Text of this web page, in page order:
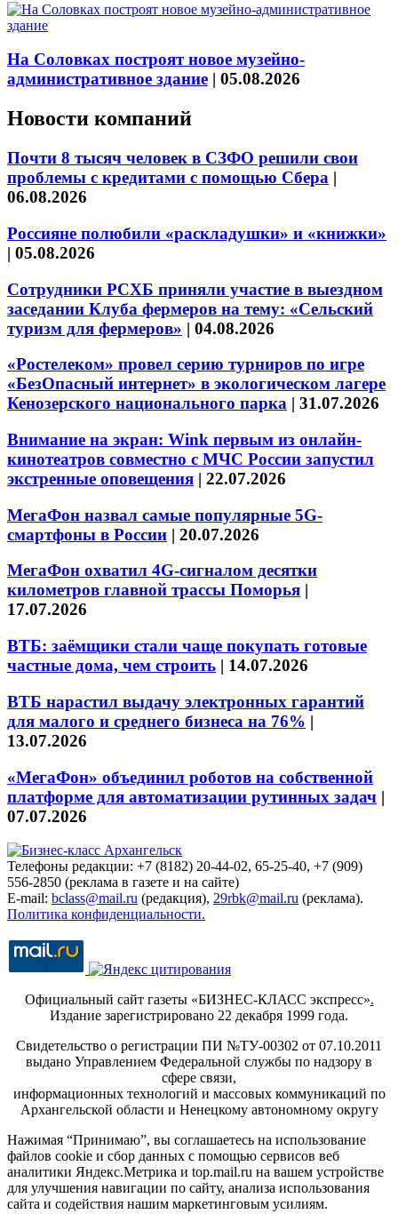
На Соловках построят новое музейно-
административное здание | 05.08.2026
Новости компаний
Почти 8 тысяч человек в СЗФО решили свои
проблемы с кредитами с помощью Сбера |
06.08.2026
Россияне полюбили «раскладушки» и «книжки»
| 05.08.2026
Сотрудники РСХБ приняли участие в выездном
заседании Клуба фермеров на тему: «Сельский
туризм для фермеров» | 04.08.2026
«Ростелеком» провел серию турниров по игре
«БезОпасный интернет» в экологическом лагере
Кенозерского национального парка | 31.07.2026
Внимание на экран: Wink первым из онлайн-
кинотеатров совместно с МЧС России запустил
экстренные оповещения | 22.07.2026
МегаФон назвал самые популярные 5G-
смартфоны в России | 20.07.2026
МегаФон охватил 4G-сигналом десятки
километров главной трассы Поморья |
17.07.2026
ВТБ: заёмщики стали чаще покупать готовые
частные дома, чем строить | 14.07.2026
ВТБ нарастил выдачу электронных гарантий
для малого и среднего бизнеса на 76% |
13.07.2026
«МегаФон» объединил роботов на собственной
платформе для автоматизации рутинных задач |
07.07.2026
Телефоны редакции: +7 (8182) 20-44-02, 65-25-40, +7 (909)
556-2850 (реклама в газете и на сайте)
E-mail: bclass@mail.ru (редакция), 29rbk@mail.ru (реклама).
Политика конфиденциальности.
Официальный сайт газеты «БИЗНЕС-КЛАСС экспресс».
Издание зарегистрировано 22 декабря 1999 года.
Свидетельство о регистрации ПИ №ТУ-00302 от 07.10.2011
выдано Управлением Федеральной службы по надзору в
сфере связи,
информационных технологий и массовых коммуникаций по
Архангельской области и Ненецкому автономному округу
Нажимая “Принимаю”, вы соглашаетесь на использование
файлов cookie и сбор данных с помощью сервисов веб
аналитики Яндекс.Метрика и top.mail.ru на вашем устройстве
для улучшения навигации по сайту, анализа использования
сайта и содействия нашим маркетинговым усилиям.